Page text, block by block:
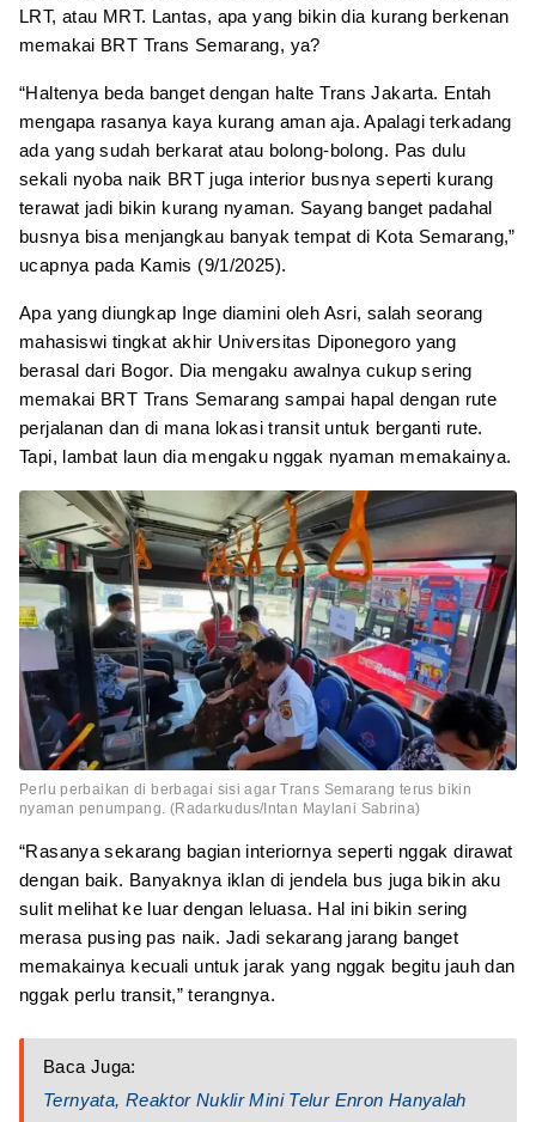
LRT, atau MRT. Lantas, apa yang bikin dia kurang berkenan
memakai BRT Trans Semarang, ya?
“Haltenya beda banget dengan halte Trans Jakarta. Entah
mengapa rasanya kaya kurang aman aja. Apalagi terkadang
ada yang sudah berkarat atau bolong-bolong. Pas dulu
sekali nyoba naik BRT juga interior busnya seperti kurang
terawat jadi bikin kurang nyaman. Sayang banget padahal
busnya bisa menjangkau banyak tempat di Kota Semarang,”
ucapnya pada Kamis (9/1/2025).
Apa yang diungkap Inge diamini oleh Asri, salah seorang
mahasiswi tingkat akhir Universitas Diponegoro yang
berasal dari Bogor. Dia mengaku awalnya cukup sering
memakai BRT Trans Semarang sampai hapal dengan rute
perjalanan dan di mana lokasi transit untuk berganti rute.
Tapi, lambat laun dia mengaku nggak nyaman memakainya.
Perlu perbaikan di berbagai sisi agar Trans Semarang terus bikin
nyaman penumpang. (Radarkudus/Intan Maylani Sabrina)
“Rasanya sekarang bagian interiornya seperti nggak dirawat
dengan baik. Banyaknya iklan di jendela bus juga bikin aku
sulit melihat ke luar dengan leluasa. Hal ini bikin sering
merasa pusing pas naik. Jadi sekarang jarang banget
memakainya kecuali untuk jarak yang nggak begitu jauh dan
nggak perlu transit,” terangnya.
Baca Juga:
Ternyata, Reaktor Nuklir Mini Telur Enron Hanyalah